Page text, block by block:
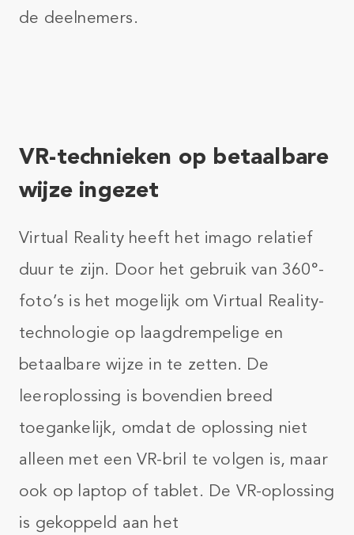
de deelnemers.​
VR-technieken op betaalbare
wijze ingezet​
Virtual Reality heeft het imago relatief
duur te zijn. Door het gebruik van 360°-
foto’s is het mogelijk om Virtual Reality-
technologie op laagdrempelige en
betaalbare wijze in te zetten. De
leeroplossing is bovendien breed
toegankelijk, omdat de oplossing niet
alleen met een VR-bril te volgen is, maar
ook op laptop of tablet. De VR-oplossing
is gekoppeld aan het